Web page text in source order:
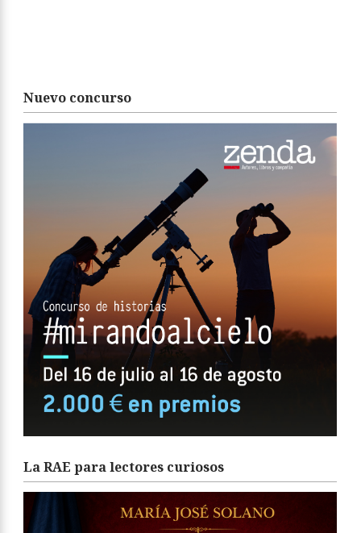
Nuevo concurso
La RAE para lectores curiosos